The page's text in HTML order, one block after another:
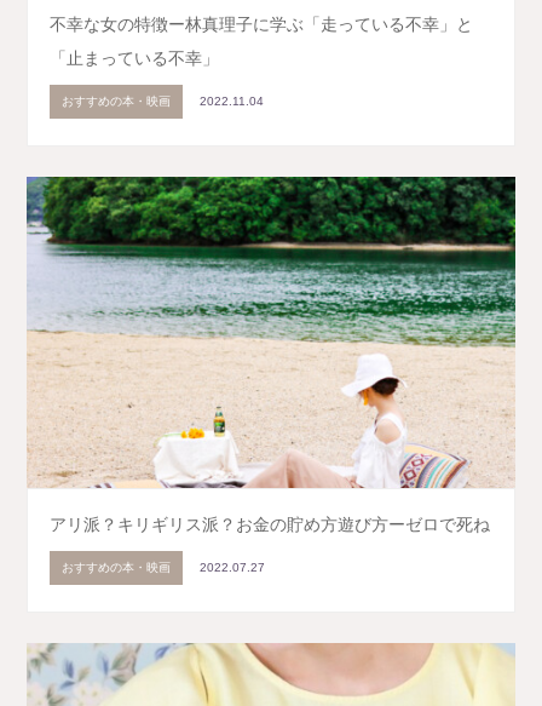
不幸な女の特徴ー林真理子に学ぶ「走っている不幸」と
「止まっている不幸」
おすすめの本・映画 2022.11.04
アリ派？キリギリス派？お金の貯め方遊び方ーゼロで死ね
おすすめの本・映画 2022.07.27